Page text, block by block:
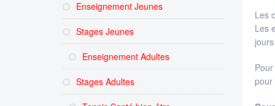
Enseignement Jeunes
Stages Jeunes
Enseignement Adultes
Stages Adultes
Les
Les
pour